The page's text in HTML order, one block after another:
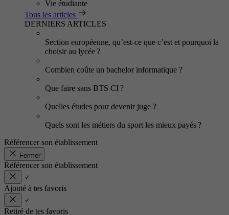
Vie étudiante
Tous les articles
DERNIERS ARTICLES
Section européenne, qu’est-ce que c’est et pourquoi la
choisir au lycée ?
Combien coûte un bachelor informatique ?
Que faire sans BTS CI ?
Quelles études pour devenir juge ?
Quels sont les métiers du sport les mieux payés ?
Référencer son établissement
Fermer
Référencer son établissement
Ajouté à tes favoris
Retiré de tes favoris